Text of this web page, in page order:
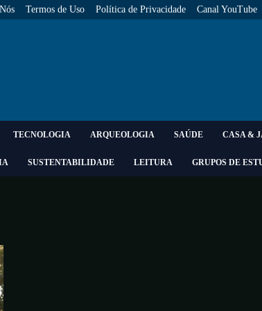
Termos de Uso Política de Privacidade Canal YouTube
TECNOLOGIA ARQUEOLOGIA SAÚDE CASA &
SUSTENTABILIDADE LEITURA GRUPOS DE